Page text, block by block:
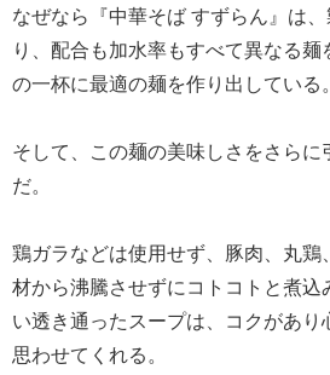
なぜなら『中華そば すずらん』は
り、配合も加水率もすべて異なる
の一杯に最適の麺を作り出している。
そして、この麺の美味しさをさら
だ。
鶏ガラなどは使用せず、豚肉、丸鶏
材から沸騰させずにコトコトと煮込
い透き通ったスープは、コクがあり
思わせてくれる。